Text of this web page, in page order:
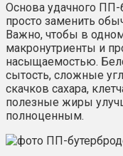
Основа удачного ПП-
просто заменить
Важно, чтобы в
макронутриенты и
насыщаемостью.
сытость, сложные
скачков сахара,
полезные жиры
полноценным.